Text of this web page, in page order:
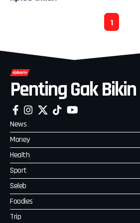
1
Penting Gak
News
Money
Health
Sport
Seleb
Foodies
Trip